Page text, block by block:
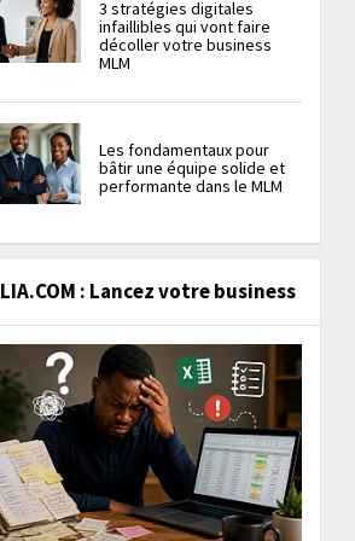
3 stratégies digitales
infaillibles qui vont faire
décoller votre business
MLM
Les fondamentaux pour
bâtir une équipe solide et
performante dans le MLM
: Lancez votre business